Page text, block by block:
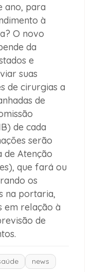
ano, para
à
O novo
da
e
suas
de cirurgias a
de
de cada
serão
de Atenção
que fará ou
os
na portaria,
em relação à
de
news